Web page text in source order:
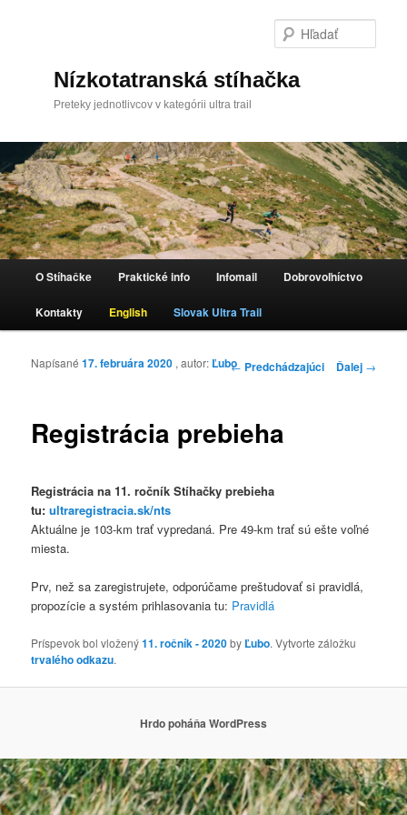
Nízkotatranská stíhačka
Preteky jednotlivcov v kategórii ultra trail
Hlavné menu
Preskočiť na primárny obsah
O Stíhačke Praktické info Infomail Dobrovoľníctvo
Kontakty English Slovak Ultra Trail
Navigácia článkami
← Predchádzajúci Ďalej →
Registrácia prebieha
Napísané17. februára 2020 , autor: Ľubo
Registrácia na 11. ročník Stíhačky prebieha
tu:ultraregistracia.sk/nts
Aktuálne je 103-km trať vypredaná. Pre 49-km trať sú ešte voľné
miesta.
Prv, než sa zaregistrujete, odporúčame preštudovať si pravidlá,
propozície a systém prihlasovania tu: Pravidlá
Príspevok bol vložený11. ročník - 2020by Ľubo. Vytvorte záložku
trvalého odkazu.
Hrdo poháňa WordPress